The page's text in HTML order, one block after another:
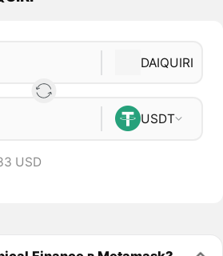
DAIQUIRI
USDT
USD